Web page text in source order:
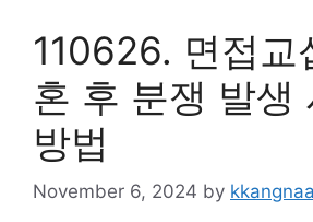
110626. 면접교
혼 후 분쟁 발생
방법
November 6, 2024 by